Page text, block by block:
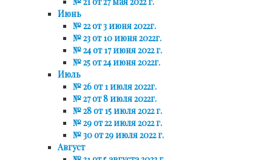
Июнь
№ 22 от 3 июня 2022г.
№ 23 от 10 июня 2022г.
№ 24 от 17 июня 2022 г.
№ 25 от 24 июня 2022г.
Июль
№ 26 от 1 июля 2022г.
№ 27 от 8 июля 2022г.
№ 28 от 15 июля 2022 г.
№ 29 от 22 июля 2022 г.
№ 30 от 29 июля 2022 г.
Август